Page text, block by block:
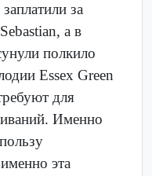
за
а в
полкило
Essex Green
для
Именно
эта